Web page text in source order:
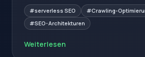
#serverless SEO
#Crawling-
#SEO-Architekturen
Weiterlesen